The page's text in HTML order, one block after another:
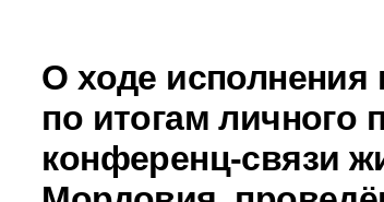
О ходе исполнения
по итогам личного
конференц-связи